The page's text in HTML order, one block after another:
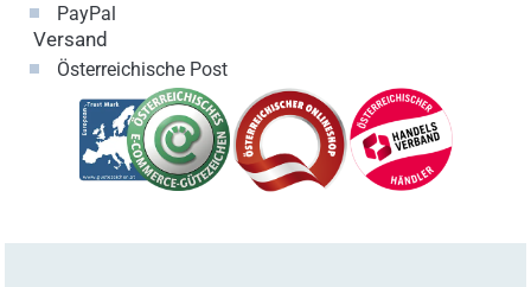
PayPal
Versand
Österreichische Post